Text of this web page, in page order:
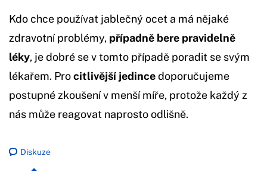
Kdo chce používat jablečný ocet a má nějaké
zdravotní problémy, případně bere pravidelně
léky, je dobré se v tomto případě poradit se svým
lékařem. Procitlivější jedincedoporučujeme
postupné zkoušení v menší míře, protože každý z
nás může reagovat naprosto odlišně.
Diskuze